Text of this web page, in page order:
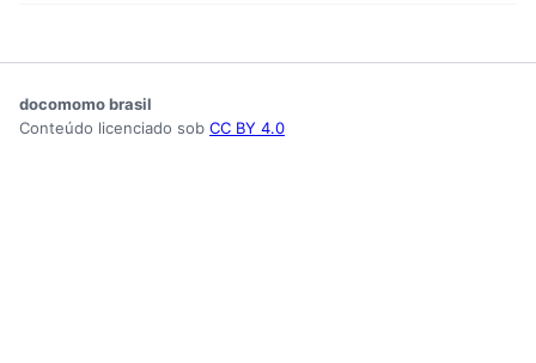
docomomo brasil
Conteúdo licenciado sob CC BY 4.0